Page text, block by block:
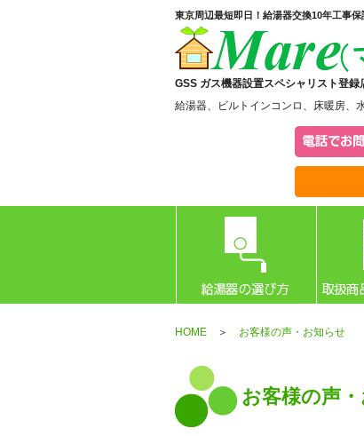
東京周辺最短即日！給湯器交換10年工事
GSS ガス機器設置スペシャリスト登録
給湯器、ビルトインコンロ、床暖房、
HOME ＞ お客様の声・お知らせ
お客様の声